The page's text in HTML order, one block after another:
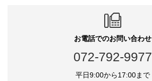
お電話でのお問い合わせ
072-792-9977
平日9:00から17:00まで